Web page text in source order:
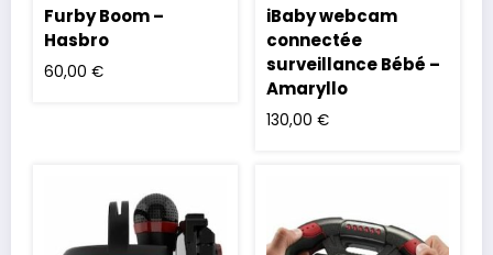
Furby Boom –
Hasbro
60,00 €
iBaby webcam
connectée
surveillance Bébé –
Amaryllo
130,00 €